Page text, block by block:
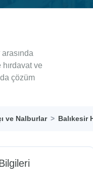
ve
çözüm
ve Nalburlar Balıkesir